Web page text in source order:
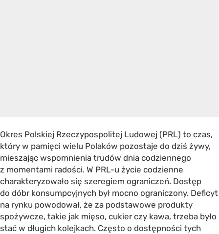
Okres Polskiej Rzeczypospolitej Ludowej (PRL) to czas,
który w pamięci wielu Polaków pozostaje do dziś żywy,
mieszając wspomnienia trudów dnia codziennego
z momentami radości. W PRL-u życie codzienne
charakteryzowało się szeregiem ograniczeń. Dostęp
do dóbr konsumpcyjnych był mocno ograniczony. Deficyt
na rynku powodował, że za podstawowe produkty
spożywcze, takie jak mięso, cukier czy kawa, trzeba było
stać w długich kolejkach. Często o dostępności tych